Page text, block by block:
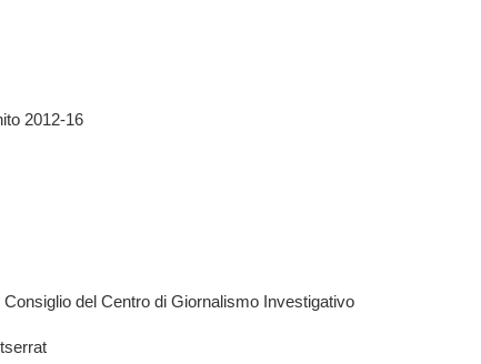
2012-16
del Centro di Giornalismo Investigativo